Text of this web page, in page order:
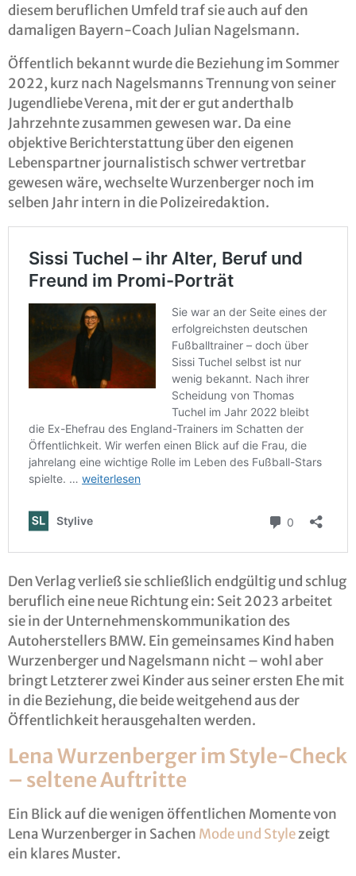
diesem beruflichen Umfeld traf sie auch auf den
damaligen Bayern-Coach Julian Nagelsmann.
Öffentlich bekannt wurde die Beziehung im Sommer
2022, kurz nach Nagelsmanns Trennung von seiner
Jugendliebe Verena, mit der er gut anderthalb
Jahrzehnte zusammen gewesen war. Da eine
objektive Berichterstattung über den eigenen
Lebenspartner journalistisch schwer vertretbar
gewesen wäre, wechselte Wurzenberger noch im
selben Jahr intern in die Polizeiredaktion.
Den Verlag verließ sie schließlich endgültig und schlug
beruflich eine neue Richtung ein: Seit 2023 arbeitet
sie in der Unternehmenskommunikation des
Autoherstellers BMW. Ein gemeinsames Kind haben
Wurzenberger und Nagelsmann nicht – wohl aber
bringt Letzterer zwei Kinder aus seiner ersten Ehe mit
in die Beziehung, die beide weitgehend aus der
Öffentlichkeit herausgehalten werden.
Lena Wurzenberger im Style-Check
– seltene Auftritte
Ein Blick auf die wenigen öffentlichen Momente von
Lena Wurzenberger in Sachen Mode und Stylezeigt
ein klares Muster.